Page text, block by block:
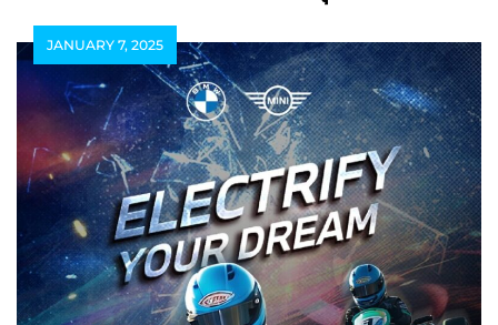
JANUARY 7, 2025